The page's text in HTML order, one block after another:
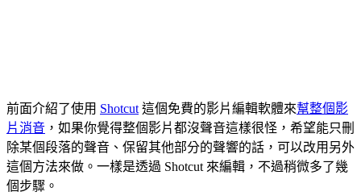
前面介紹了使用 Shotcut 這個免費的影片編輯軟體來幫整個影
片消音 ，如果你覺得整個影片都沒聲音這樣很怪，希望能只刪
除某個段落的聲音、保留其他部分的聲響的話，可以改用另外
這個方法來做。一樣是透過 Shotcut 來編輯，不過稍微多了幾
個步驟。